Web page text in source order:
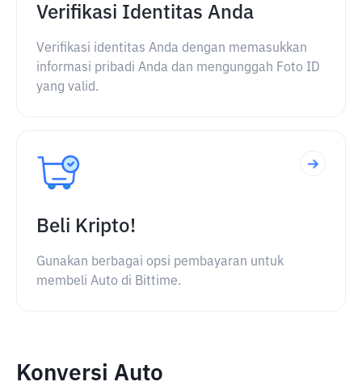
Verifikasi Identitas Anda
Verifikasi identitas Anda dengan memasukkan
informasi pribadi Anda dan mengunggah Foto ID
yang valid.
Beli Kripto!
Gunakan berbagai opsi pembayaran untuk
membeli Auto di Bittime.
Konversi Auto